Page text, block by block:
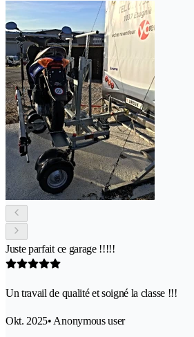
Juste parfait ce garage !!!!!
Un travail de qualité et soigné la classe !!!
Okt. 2025• Anonymous user